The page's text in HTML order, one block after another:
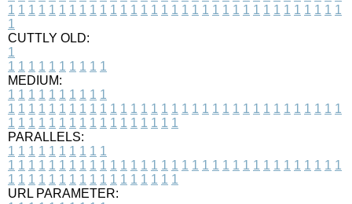
1 1 1 1 1 1 1 1 1 1 1 1 1 1 1 1 1 1 1 1 1 1 1 1 1 1 1 1 1 1 1 1 1
1
CUTTLY OLD:
1
1 1 1 1 1 1 1 1 1 1
MEDIUM:
1 1 1 1 1 1 1 1 1 1
1 1 1 1 1 1 1 1 1 1 1 1 1 1 1 1 1 1 1 1 1 1 1 1 1 1 1 1 1 1 1 1 1
1 1 1 1 1 1 1 1 1 1 1 1 1 1 1 1 1
PARALLELS:
1 1 1 1 1 1 1 1 1 1
1 1 1 1 1 1 1 1 1 1 1 1 1 1 1 1 1 1 1 1 1 1 1 1 1 1 1 1 1 1 1 1 1
1 1 1 1 1 1 1 1 1 1 1 1 1 1 1 1 1
URL PARAMETER: